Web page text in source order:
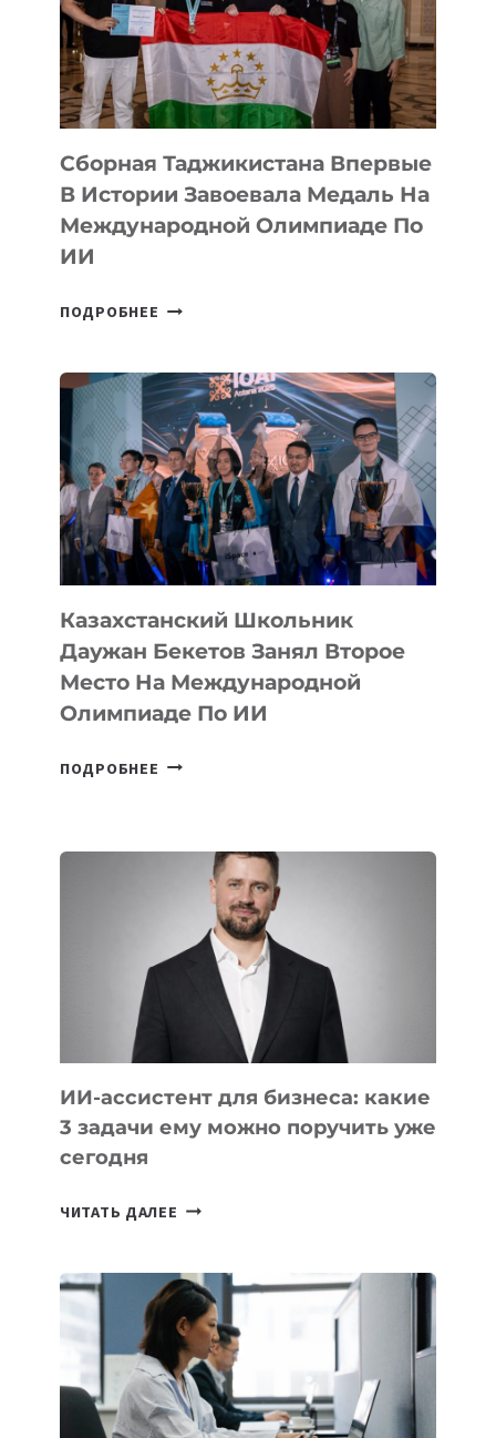
ФИЛЬМ
TENGRIDA:
CYBER
STEPPE
Сборная Таджикистана Впервые
В Истории Завоевала Медаль На
Международной Олимпиаде По
ИИ
ПОДРОБНЕЕ СБОРНАЯ
В
ИСТОРИИ
ЗАВОЕВАЛА
МЕДАЛЬ
НА
МЕЖДУНАРОДНОЙ
ОЛИМПИАДЕ
ПО
Казахстанский Школьник
Даужан Бекетов Занял Второе
Место На Международной
Олимпиаде По ИИ
ПОДРОБНЕЕ КАЗАХСТАНСКИЙ
ВТОРОЕ
МЕСТО
НА
МЕЖДУНАРОДНОЙ
ОЛИМПИАДЕ
ИИ
ИИ-ассистент для бизнеса: какие
3 задачи ему можно поручить уже
сегодня
ЧИТАТЬ ДАЛЕЕ ИИ-
БИЗНЕСА:
КАКИЕ
3
ЗАДАЧИ
ЕМУ
МОЖНО